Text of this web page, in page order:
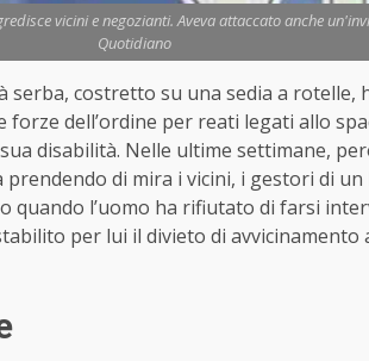
vicini e negozianti. Aveva attaccato anche
Quotidiano
serba, costretto su una sedia a rotelle,
dell’ordine per reati legati allo
disabilità. Nelle ultime settimane,
di mira i vicini, i gestori di
quando l’uomo ha rifiutato di farsi
per lui il divieto di